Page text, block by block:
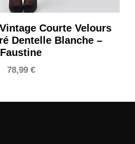
Courte Velours
Dentelle Blanche –
Faustine
78,99 €